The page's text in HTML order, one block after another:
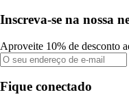
Inscreva-se na nossa
Aproveite 10% de desconto
Fique conectado